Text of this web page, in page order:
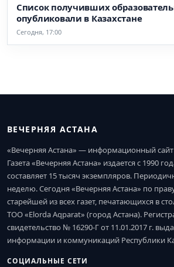
Список получивших
опубликовали в Казахстане
Сегодня, 17:00
ВЕЧЕРНЯЯ АСТАНА
«Вечерняя Астана» — информационный
Газета «Вечерняя Астана» издается с 1990
составляет 15 тысяч экземпляров.
неделю. Сегодня «Вечерняя Астана» по
старейшей из всех газет, печатающихся в
ТОО «Elorda Aqparat» (город Астана).
свидетельство № 16290-Г от 11.01.2017 г.
информации и коммуникаций Республики
СОЦИАЛЬНЫЕ СЕТИ